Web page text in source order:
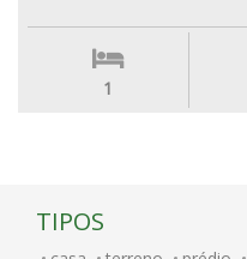
1
TIPOS